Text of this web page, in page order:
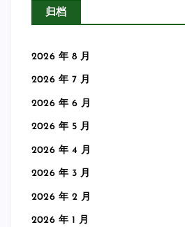
归档
2026 年 8 月
2026 年 7 月
2026 年 6 月
2026 年 5 月
2026 年 4 月
2026 年 3 月
2026 年 2 月
2026 年 1 月